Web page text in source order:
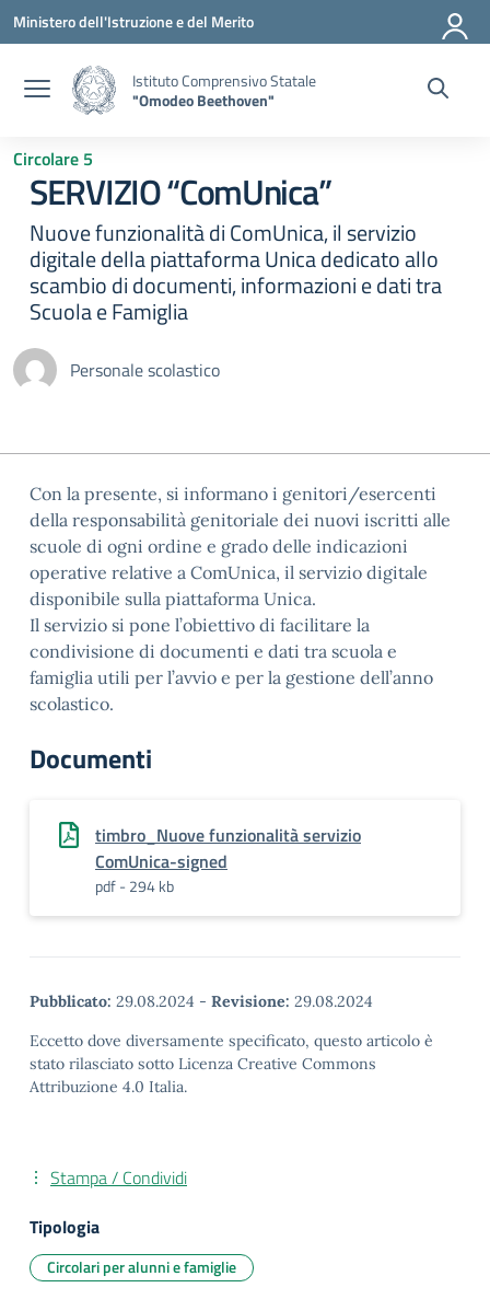
Vai ai contenuti
Vai al menu di navigazione
Vai al footer
Ministero dell'Istruzione e del Merito
Istituto Comprensivo Statale
"Omodeo Beethoven"
Circolare 5
SERVIZIO “ComUnica”
Nuove funzionalità di ComUnica, il servizio
digitale della piattaforma Unica dedicato allo
scambio di documenti, informazioni e dati tra
Scuola e Famiglia
Personale scolastico
Con la presente, si informano i genitori/esercenti
della responsabilità genitoriale dei nuovi iscritti alle
scuole di ogni ordine e grado delle indicazioni
operative relative a ComUnica, il servizio digitale
disponibile sulla piattaforma Unica.
Il servizio si pone l’obiettivo di facilitare la
condivisione di documenti e dati tra scuola e
famiglia utili per l’avvio e per la gestione dell’anno
scolastico.
Documenti
timbro_Nuove funzionalità servizio
ComUnica-signed
pdf - 294 kb
Pubblicato: 29.08.2024 - Revisione: 29.08.2024
Eccetto dove diversamente specificato, questo articolo è
stato rilasciato sotto Licenza Creative Commons
Attribuzione 4.0 Italia.
Stampa / Condividi
Tipologia
Circolari per alunni e famiglie